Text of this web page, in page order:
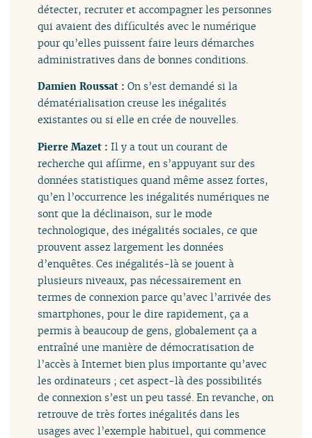
détecter, recruter et accompagner les personnes
qui avaient des difficultés avec le numérique
pour qu’elles puissent faire leurs démarches
administratives dans de bonnes conditions.
Damien Roussat :On s’est demandé si la
dématérialisation creuse les inégalités
existantes ou si elle en crée de nouvelles.
Pierre Mazet :Il y a tout un courant de
recherche qui affirme, en s’appuyant sur des
données statistiques quand même assez fortes,
qu’en l’occurrence les inégalités numériques ne
sont que la déclinaison, sur le mode
technologique, des inégalités sociales, ce que
prouvent assez largement les données
d’enquêtes. Ces inégalités-là se jouent à
plusieurs niveaux, pas nécessairement en
termes de connexion parce qu’avec l’arrivée des
smartphones, pour le dire rapidement, ça a
permis à beaucoup de gens, globalement ça a
entraîné une manière de démocratisation de
l’accès à Internet bien plus importante qu’avec
les ordinateurs ; cet aspect-là des possibilités
de connexion s’est un peu tassé. En revanche, on
retrouve de très fortes inégalités dans les
usages avec l’exemple habituel, qui commence